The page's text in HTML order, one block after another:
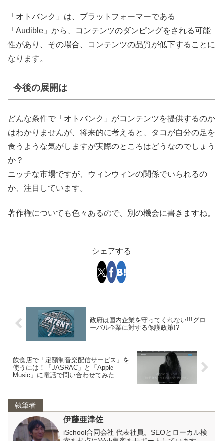
「オトバンク」は、プラットフォーマーである
「Audible」から、コンテンツのダンピングをされる可能
性があり、その場合、コンテンツの品質が低下することに
なります。
今後の展開は
どんな条件で「オトバンク」がコンテンツを提供するのか
はわかりませんが、将来的に考えると、タコが自分の足を
食うような気がしますが実際のところはどうなのでしょう
か？
ニッチな市場ですが、ウィンウィンの関係でいられるの
か、注目しています。
著作権についても色々あるので、別の機会に書きますね。
シェアする
政府は国内企業を守ってくれない!!!グロ
ーバル企業に対する保護政策!?
飲食店で「定額制音楽配信サービス」を
使うには！「JASRAC」と「Apple
Music」に電話で問い合わせてみた
執筆者
伊藤亜津佐
iSchool合同会社 代表社員。SEOとローカル検